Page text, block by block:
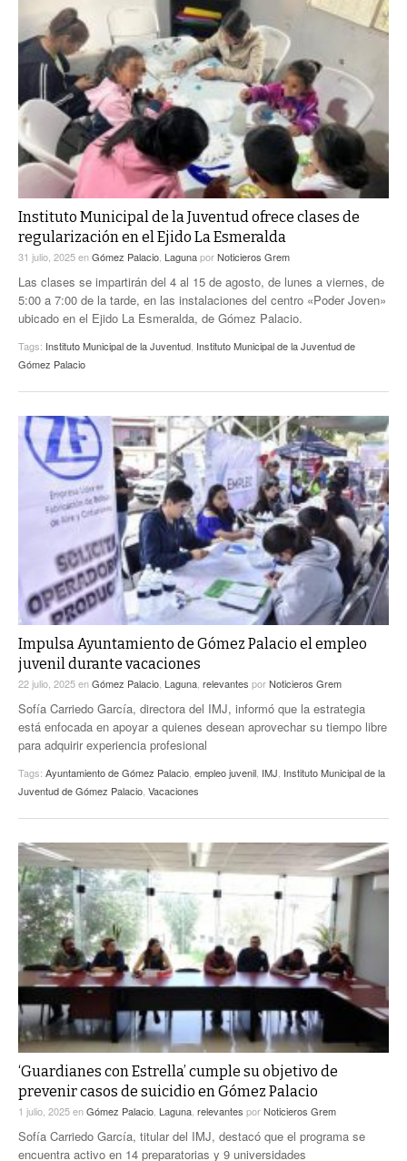
Instituto Municipal de la Juventud ofrece clases de
regularización en el Ejido La Esmeralda
31 julio, 2025enGómez Palacio LagunaporNoticieros Grem
Las clases se impartirán del 4 al 15 de agosto, de lunes a viernes, de
5:00 a 7:00 de la tarde, en las instalaciones del centro «Poder Joven»
ubicado en el Ejido La Esmeralda, de Gómez Palacio.
Tags: Instituto Municipal de la Juventud Instituto Municipal de la Juventud de
Gómez Palacio
Impulsa Ayuntamiento de Gómez Palacio el empleo
juvenil durante vacaciones
22 julio, 2025enGómez Palacio, Laguna, relevantes porNoticieros Grem
Sofía Carriedo García, directora del IMJ, informó que la estrategia
está enfocada en apoyar a quienes desean aprovechar su tiempo libre
para adquirir experiencia profesional
Tags: Ayuntamiento de Gómez Palacio, empleo juvenil, IMJ, Instituto Municipal de la
Juventud de Gómez Palacio, Vacaciones
‘Guardianes con Estrella’ cumple su objetivo de
prevenir casos de suicidio en Gómez Palacio
1 julio, 2025enGómez Palacio Laguna relevantes porNoticieros Grem
Sofía Carriedo García, titular del IMJ, destacó que el programa se
encuentra activo en 14 preparatorias y 9 universidades